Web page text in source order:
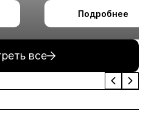
технологии
измельчения
Подробнее
все